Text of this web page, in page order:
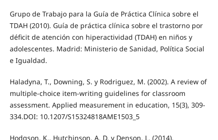
Grupo de Trabajo para la Guía de Práctica Clínica sobre el
TDAH (2010). Guía de práctica clínica sobre el trastorno por
déficit de atención con hiperactividad (TDAH) en niños y
adolescentes. Madrid: Ministerio de Sanidad, Política Social
e Igualdad.
Haladyna, T., Downing, S. y Rodriguez, M. (2002). A review of
multiple-choice item-writing guidelines for classroom
assessment. Applied measurement in education, 15(3), 309-
334.DOI: 10.1207/S15324818AME1503_5
Hodgson, K., Hutchinson, A. D. y Denson, L. (2014).